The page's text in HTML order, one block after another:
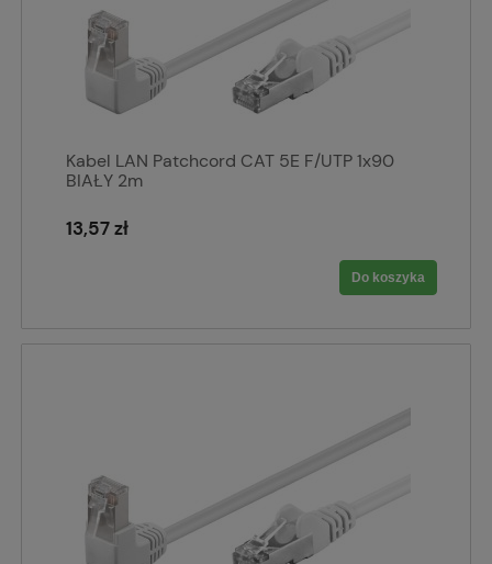
Kabel LAN Patchcord CAT 5E F/UTP 1x90
BIAŁY 2m
13,57 zł
Do koszyka